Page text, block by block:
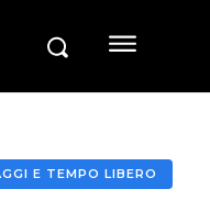
E TEMPO LIBERO